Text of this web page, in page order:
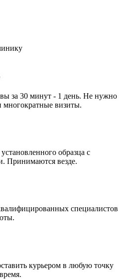
за 30 минут - 1 день. Не нужно
многократные визиты.
образца с
Принимаются везде.
специалистов
курьером в любую точку